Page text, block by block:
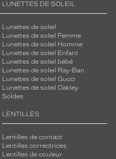
LUNETTES DE SOLEIL
Lunettes de soleil
Lunettes de soleil Femme
Lunettes de soleil Homme
Lunettes de soleil Enfant
Lunettes de soleil bébé
Lunettes de soleil Ray-Ban
Lunettes de soleil Gucci
Lunettes de soleil Oakley
Soldes
LENTILLES
Lentilles de contact
Lentilles correctrices
Lentilles de couleur